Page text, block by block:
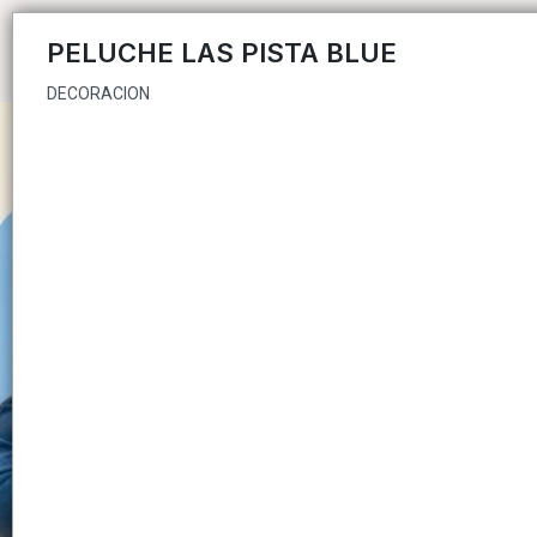
DECORACION
PELUCHE LAS PISTA BLUE
DECORACION